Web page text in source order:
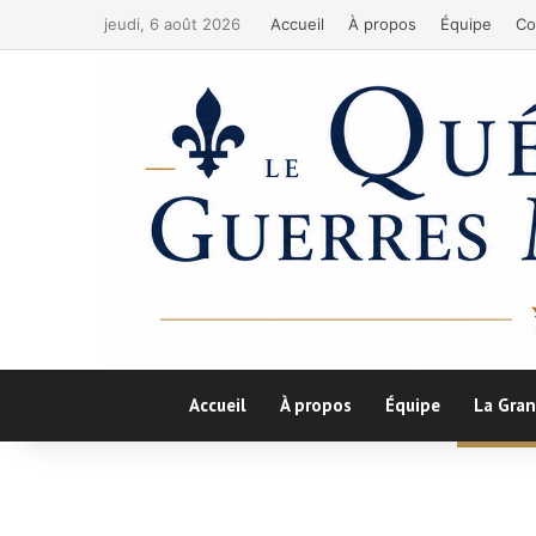
jeudi, 6 août 2026 Accueil À propos Équipe
Accueil À propos Équipe La